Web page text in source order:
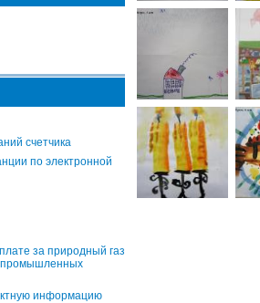
счетчика
по электронной
за природный газ
промышленных
информацию